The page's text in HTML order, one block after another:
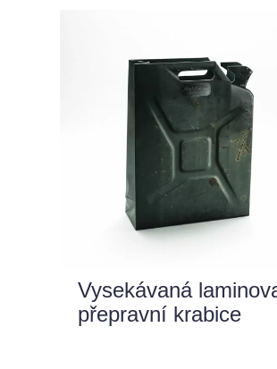
Vysekávaná
přepravní krabice